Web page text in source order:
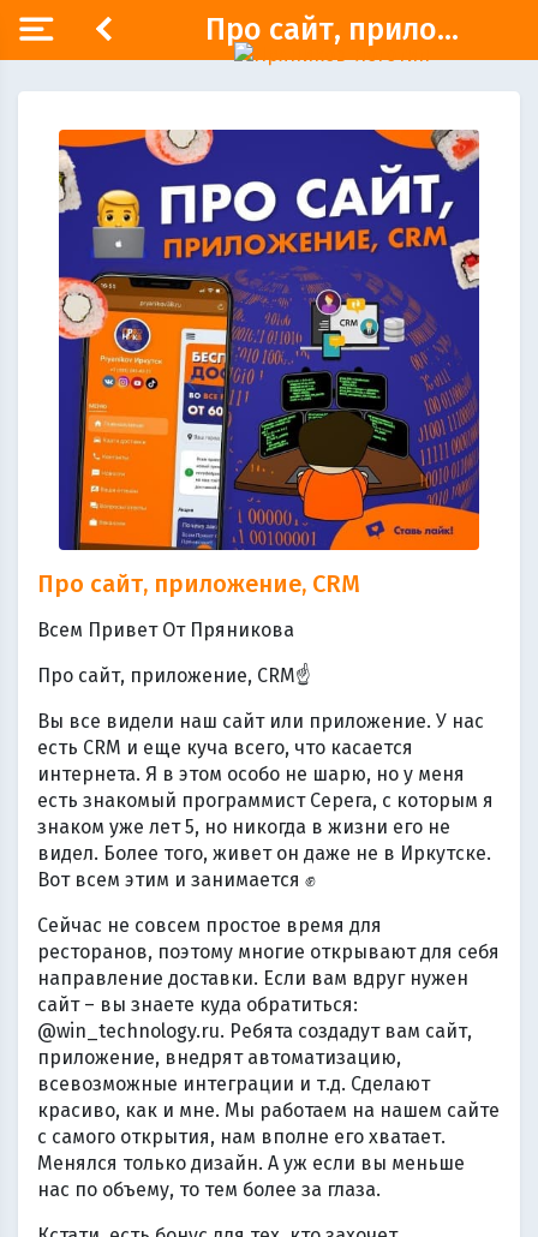
Про сайт, прило...
Про сайт, приложение, CRM
Всем Привет От Пряникова
Про сайт, приложение, CRM☝️
Вы все видели наш сайт или приложение. У нас
есть CRM и еще куча всего, что касается
интернета. Я в этом особо не шарю, но у меня
есть знакомый программист Серега, с которым я
знаком уже лет 5, но никогда в жизни его не
видел. Более того, живет он даже не в Иркутске.
Вот всем этим и занимается ✊
Сейчас не совсем простое время для
ресторанов, поэтому многие открывают для себя
направление доставки. Если вам вдруг нужен
сайт – вы знаете куда обратиться:
@win_technology.ru. Ребята создадут вам сайт,
приложение, внедрят автоматизацию,
всевозможные интеграции и т.д. Сделают
красиво, как и мне. Мы работаем на нашем сайте
с самого открытия, нам вполне его хватает.
Менялся только дизайн. А уж если вы меньше
нас по объему, то тем более за глаза.